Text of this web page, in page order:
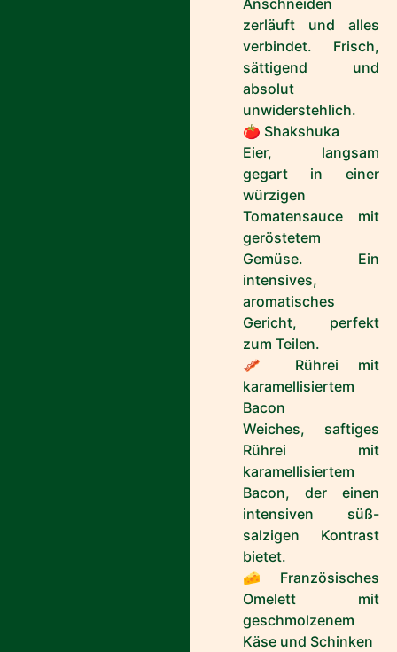
zerläuft und alles
verbindet. Frisch,
sättigend und
absolut
unwiderstehlich.
🍅 Shakshuka
Eier, langsam
gegart in einer
würzigen
Tomatensauce mit
geröstetem
Gemüse. Ein
intensives,
aromatisches
Gericht, perfekt
zum Teilen.
🥓 Rührei mit
karamellisiertem
Bacon
Weiches, saftiges
Rührei mit
karamellisiertem
Bacon, der einen
intensiven süß-
salzigen Kontrast
bietet.
🧀 Französisches
Omelett mit
geschmolzenem
Käse und Schinken